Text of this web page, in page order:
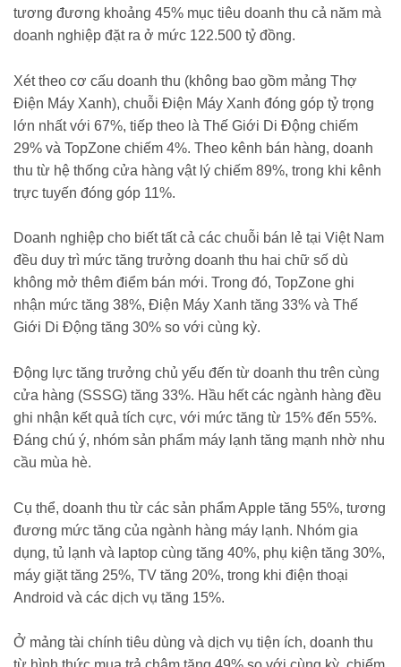
tương đương khoảng 45% mục tiêu doanh thu cả năm mà
doanh nghiệp đặt ra ở mức 122.500 tỷ đồng.
Xét theo cơ cấu doanh thu (không bao gồm mảng Thợ
Điện Máy Xanh), chuỗi Điện Máy Xanh đóng góp tỷ trọng
lớn nhất với 67%, tiếp theo là Thế Giới Di Động chiếm
29% và TopZone chiếm 4%. Theo kênh bán hàng, doanh
thu từ hệ thống cửa hàng vật lý chiếm 89%, trong khi kênh
trực tuyến đóng góp 11%.
Doanh nghiệp cho biết tất cả các chuỗi bán lẻ tại Việt Nam
đều duy trì mức tăng trưởng doanh thu hai chữ số dù
không mở thêm điểm bán mới. Trong đó, TopZone ghi
nhận mức tăng 38%, Điện Máy Xanh tăng 33% và Thế
Giới Di Động tăng 30% so với cùng kỳ.
Động lực tăng trưởng chủ yếu đến từ doanh thu trên cùng
cửa hàng (SSSG) tăng 33%. Hầu hết các ngành hàng đều
ghi nhận kết quả tích cực, với mức tăng từ 15% đến 55%.
Đáng chú ý, nhóm sản phẩm máy lạnh tăng mạnh nhờ nhu
cầu mùa hè.
Cụ thể, doanh thu từ các sản phẩm Apple tăng 55%, tương
đương mức tăng của ngành hàng máy lạnh. Nhóm gia
dụng, tủ lạnh và laptop cùng tăng 40%, phụ kiện tăng 30%,
máy giặt tăng 25%, TV tăng 20%, trong khi điện thoại
Android và các dịch vụ tăng 15%.
Ở mảng tài chính tiêu dùng và dịch vụ tiện ích, doanh thu